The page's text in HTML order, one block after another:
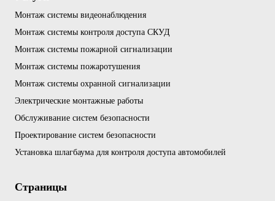
Монтаж системы видеонаблюдения
Монтаж системы контроля доступа СКУД
Монтаж системы пожарной сигнализации
Монтаж системы пожаротушения
Монтаж системы охранной сигнализации
Электрические монтажные работы
Обслуживание систем безопасности
Проектирование систем безопасности
Установка шлагбаума для контроля доступа автомобилей
Страницы